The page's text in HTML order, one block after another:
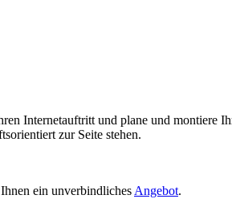
Internetauftritt und plane und montiere
zur Seite stehen.
ein unverbindliches Angebot.